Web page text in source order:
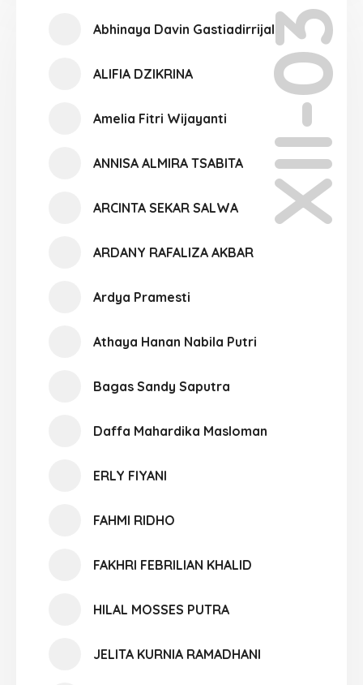
XII-03
Abhinaya Davin Gastiadirrijal
ALIFIA DZIKRINA
Amelia Fitri Wijayanti
ANNISA ALMIRA TSABITA
ARCINTA SEKAR SALWA
ARDANY RAFALIZA AKBAR
Ardya Pramesti
Athaya Hanan Nabila Putri
Bagas Sandy Saputra
Daffa Mahardika Masloman
ERLY FIYANI
FAHMI RIDHO
FAKHRI FEBRILIAN KHALID
HILAL MOSSES PUTRA
JELITA KURNIA RAMADHANI